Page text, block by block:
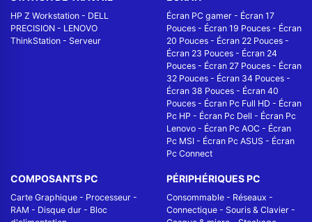
HP Z Workstation - DELL
PRECISION - LENOVO
ThinkStation - Serveur
Écran PC gamer - Écran 17
Pouces - Écran 19 Pouces - Écran
20 Pouces - Écran 22 Pouces -
Écran 23 Pouces - Écran 24
Pouces - Écran 27 Pouces - Écran
32 Pouces - Écran 34 Pouces -
Écran 38 Pouces - Écran 40
Pouces - Écran Pc Full HD - Écran
Pc HP - Écran Pc Dell - Écran Pc
Lenovo - Écran Pc AOC - Écran
Pc MSI - Écran Pc ASUS - Écran
Pc Connect
COMPOSANTS PC
Carte Graphique - Processeur -
RAM - Disque dur - Bloc
PÉRIPHÉRIQUES PC
Consommable - Réseaux -
Connectique - Souris & Clavier -